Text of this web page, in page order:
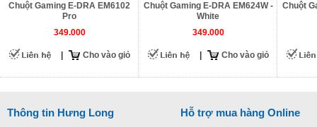
Chuột Gaming E-DRA EM6102
Pro
349.000
Cho vào giỏ
Chuột Gaming E-DRA EM624W -
White
349.000
Cho vào giỏ
Chuột
Thông tin Hưng Long Hỗ trợ mua hàng Online